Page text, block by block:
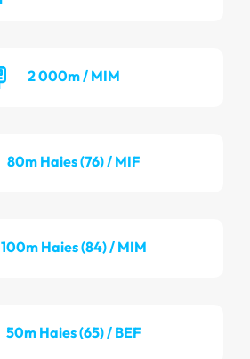
2 000m / MIM
80m Haies (76) / MIF
100m Haies (84) / MIM
50m Haies (65) / BEF